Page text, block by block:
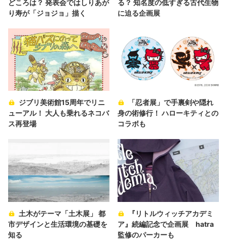
どころは？ 発表会ではしりあが
り寿が「ジョジョ」描く
る？ 知名度の低すぎる古代生物
に迫る企画展
ジブリ美術館15周年でリニ
ューアル！ 大人も乗れるネコバ
ス再登場
「忍者展」で手裏剣や隠れ
身の術修行！ ハローキティとの
コラボも
土木がテーマ「土木展」 都
市デザインと生活環境の基礎を
知る
『リトルウィッチアカデミ
ア』続編記念で企画展 hatra
監修のパーカーも